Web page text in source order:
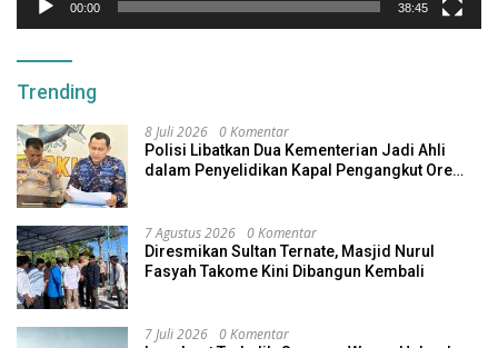
00:00 38:45
Trending
8 Juli 2026 0 Komentar
Polisi Libatkan Dua Kementerian Jadi Ahli
dalam Penyelidikan Kapal Pengangkut Ore
7 Agustus 2026 0 Komentar
Diresmikan Sultan Ternate, Masjid Nurul
Fasyah Takome Kini Dibangun Kembali
7 Juli 2026 0 Komentar